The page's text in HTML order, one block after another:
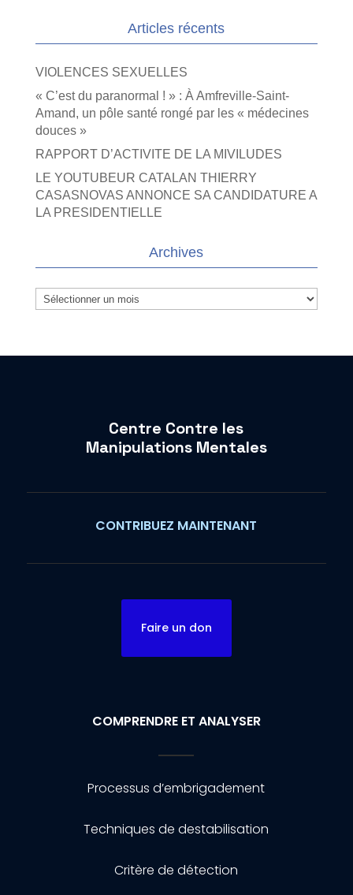
Articles récents
VIOLENCES SEXUELLES
« C’est du paranormal ! » : À Amfreville-Saint-
Amand, un pôle santé rongé par les « médecines
douces »
RAPPORT D’ACTIVITE DE LA MIVILUDES
LE YOUTUBEUR CATALAN THIERRY
CASASNOVAS ANNONCE SA CANDIDATURE A
LA PRESIDENTIELLE
Archives
Archives
Centre Contre les
Manipulations Mentales
CONTRIBUEZ MAINTENANT
Faire un don
COMPRENDRE ET ANALYSER
Processus d’embrigadement
Techniques de destabilisation
Critère de détection